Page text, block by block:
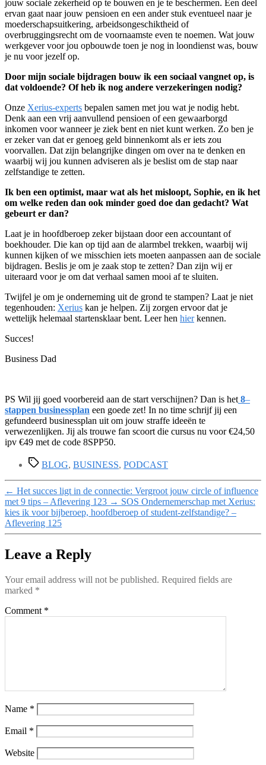
jouw sociale zekerheid op te bouwen en je te beschermen. Een deel
ervan gaat naar jouw pensioen en een ander stuk eventueel naar je
moederschapsuitkering, arbeidsongeschiktheid of
overbruggingsrecht om de voornaamste even te noemen. Wat jouw
werkgever voor jou opbouwde toen je nog in loondienst was, bouw
je nu voor jezelf op.
Door mijn sociale bijdragen bouw ik een sociaal vangnet op, is
dat voldoende? Of heb ik nog andere verzekeringen nodig?
Onze Xerius-experts bepalen samen met jou wat je nodig hebt.
Denk aan een vrij aanvullend pensioen of een gewaarborgd
inkomen voor wanneer je ziek bent en niet kunt werken. Zo ben je
er zeker van dat er genoeg geld binnenkomt als er iets zou
voorvallen. Dat zijn belangrijke dingen om over na te denken en
waarbij wij jou kunnen adviseren als je beslist om de stap naar
zelfstandige te zetten.
Ik ben een optimist, maar wat als het misloopt, Sophie, en ik het
om welke reden dan ook minder goed doe dan gedacht? Wat
gebeurt er dan?
Laat je in hoofdberoep zeker bijstaan door een accountant of
boekhouder. Die kan op tijd aan de alarmbel trekken, waarbij wij
kunnen kijken of we misschien iets moeten aanpassen aan de sociale
bijdragen. Beslis je om je zaak stop te zetten? Dan zijn wij er
uiteraard voor je om dat verhaal samen mooi af te sluiten.
Twijfel je om je onderneming uit de grond te stampen? Laat je niet
tegenhouden: Xerius kan je helpen. Zij zorgen ervoor dat je
wettelijk helemaal startensklaar bent. Leer hen hierkennen.
Succes!
Business Dad
PS Wil jij goed voorbereid aan de start verschijnen? Dan is het 8–
stappen businessplan een goede zet! In no time schrijf jij een
gefundeerd businessplan uit om jouw straffe ideeën te
verwezenlijken. Jij als trouwe fan scoort die cursus nu voor €24,50
ipv €49 met de code 8SPP50.
TagsBLOG, BUSINESS, PODCAST
← Het succes ligt in de connectie: Vergroot jouw circle of influence
met 9 tips – Aflevering 123 → SOS Ondernemerschap met Xerius:
kies ik voor bijberoep, hoofdberoep of student-zelfstandige? –
Aflevering 125
Leave a Reply
Your email address will not be published. Required fields are
marked *
Comment *
Name *
Email *
Website